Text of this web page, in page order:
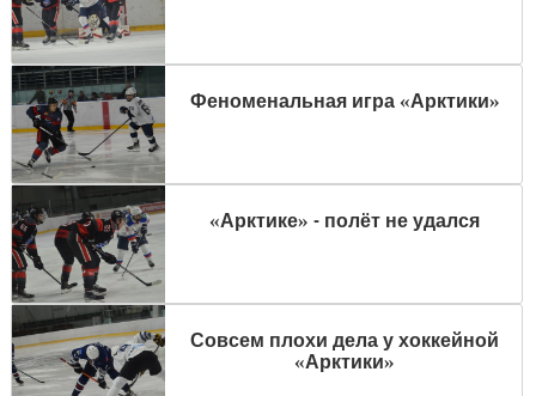
Феноменальная игра «Арктики»
«Арктике» - полёт не удался
Совсем плохи дела у хоккейной
«Арктики»